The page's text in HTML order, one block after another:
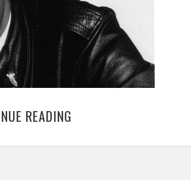
READING